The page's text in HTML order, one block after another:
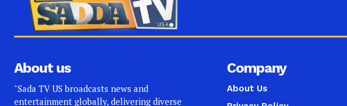
About us
"Sada TV US broadcasts news and
entertainment globally, delivering diverse
Company
About Us